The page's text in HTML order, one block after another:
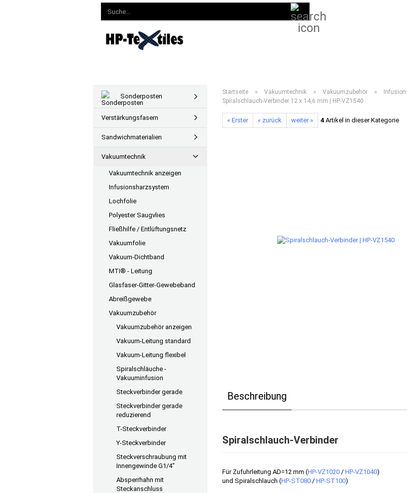
Startseite » Vakuumtechnik » Vakuumzubehör »
Spiralschlauch-Verbinder 12 x 14,6 mm | HP-VZ1540
« Erster « zurück weiter » 4Artikel in dieser Kategorie
Beschreibung
Spiralschlauch-Verbinder
Für Zufuhrleitung AD=12 mm (HP-VZ1020/ HP-VZ1040)
und Spiralschlauch (HP-ST080/ HP-ST100)
Sonderposten
Verstärkungsfasern
Sandwichmaterialien
Vakuumtechnik
Vakuumtechnik anzeigen
Infusionsharzsystem
Lochfolie
Polyester Saugvlies
Fließhilfe / Entlüftungsnetz
Vakuumfolie
Vakuum-Dichtband
MTI® - Leitung
Glasfaser-Gitter-Gewebeband
Abreißgewebe
Vakuumzubehör
Vakuumzubehör anzeigen
Vakuum-Leitung standard
Vakuum-Leitung flexibel
Spiralschläuche -
Vakuuminfusion
Steckverbinder gerade
Steckverbinder gerade
reduzierend
T-Steckverbinder
Y-Steckverbinder
Steckverschraubung mit
Innengewinde G1/4"
Absperrhahn mit
Steckanschluss